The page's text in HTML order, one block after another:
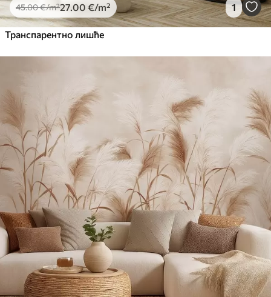
45.00€/m²27.00 €/m² 1
Транспарентно лишће